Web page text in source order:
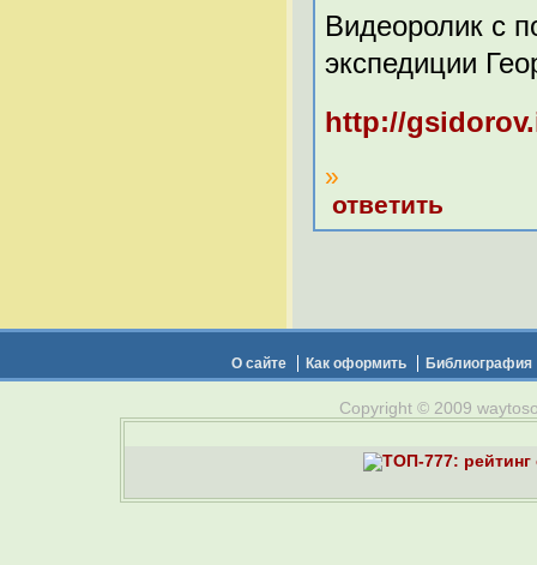
Видеоролик с
экспедиции
http://
»
ответить
О сайте Как оформить Библиография
Copyright © 2009